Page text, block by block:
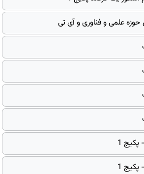
حوزه علمی و فناوری و آی تی